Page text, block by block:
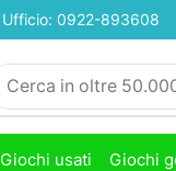
Ufficio: 0922-893608
Giochi usati Giochi